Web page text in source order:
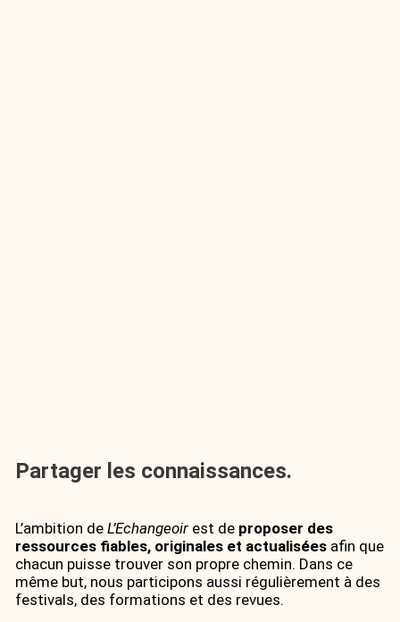
Partager les connaissances.
L’ambition deL’Echangeoir est de proposer des
ressources fiables, originales et actualisées afin que
chacun puisse trouver son propre chemin. Dans ce
même but, nous participons aussi régulièrement à des
festivals, des formations et des revues.